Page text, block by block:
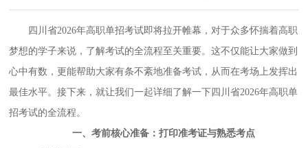
四川省2026年高职单招考试即将拉开帷幕，对于众多怀揣着高职
梦想的学子来说，了解考试的全流程至关重要。这不仅能让大家做到
心中有数，更能帮助大家有条不紊地准备考试，从而在考场上发挥出
最佳水平。接下来，就让我们一起详细了解一下四川省2026年高职单
招考试的全流程。
一、考前核心准备：打印准考证与熟悉考点